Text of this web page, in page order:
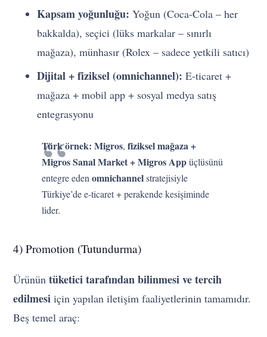
Kapsam yoğunluğu: Yoğun (Coca-Cola – her
bakkalda), seçici (lüks markalar – sınırlı
mağaza), münhasır (Rolex – sadece yetkili satıcı)
Dijital + fiziksel (omnichannel): E-ticaret +
mağaza + mobil app + sosyal medya satış
entegrasyonu
Türk örnek: Migros,fiziksel mağaza +
Migros Sanal Market + Migros Appüçlüsünü
entegre edenomnichannelstratejisiyle
Türkiye’de e-ticaret + perakende kesişiminde
lider.
4) Promotion (Tutundurma)
Ürününtüketici tarafından bilinmesi ve tercih
edilmesi için yapılan iletişim faaliyetlerinin tamamıdır.
Beş temel araç: